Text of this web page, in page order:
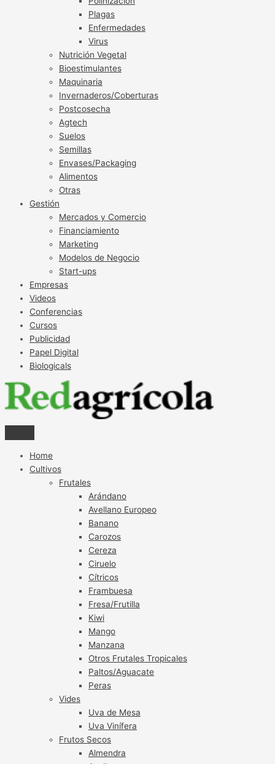
Plagas
Enfermedades
Virus
Nutrición Vegetal
Bioestimulantes
Maquinaria
Invernaderos/Coberturas
Postcosecha
Agtech
Suelos
Semillas
Envases/Packaging
Alimentos
Otras
Gestión
Mercados y Comercio
Financiamiento
Marketing
Modelos de Negocio
Start-ups
Empresas
Videos
Conferencias
Cursos
Publicidad
Papel Digital
Biologicals
Home
Cultivos
Frutales
Arándano
Avellano Europeo
Banano
Carozos
Cereza
Ciruelo
Cítricos
Frambuesa
Fresa/Frutilla
Kiwi
Mango
Manzana
Otros Frutales Tropicales
Paltos/Aguacate
Peras
Vides
Uva de Mesa
Uva Vinífera
Frutos Secos
Almendra